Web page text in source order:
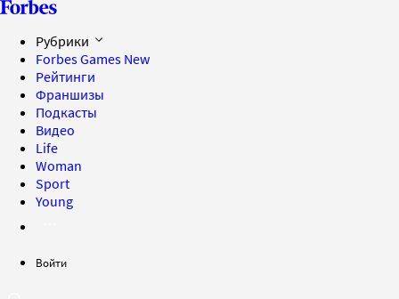
Рубрики
Forbes Games New
Рейтинги
Франшизы
Подкасты
Видео
Life
Woman
Sport
Young
Войти